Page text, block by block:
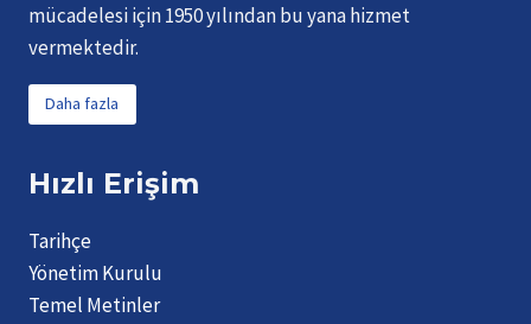
mücadelesi için 1950 yılından bu yana hizmet
vermektedir.
Daha fazla
Hızlı Erişim
Tarihçe
Yönetim Kurulu
Temel Metinler